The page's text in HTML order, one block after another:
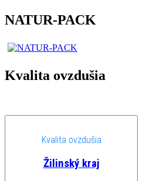
NATUR-PACK
Kvalita ovzdušia
Kvalita ovzdušia
Žilinský kraj